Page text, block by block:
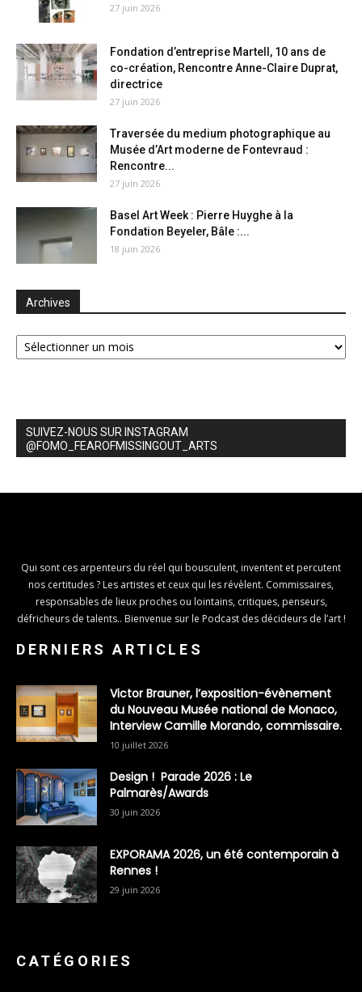
27 juin 2026
Fondation d’entreprise Martell, 10 ans de
co-création, Rencontre Anne-Claire Duprat,
directrice
27 juin 2026
Traversée du medium photographique au
Musée d’Art moderne de Fontevraud :
Rencontre...
27 juin 2026
Basel Art Week : Pierre Huyghe à la
Fondation Beyeler, Bâle :...
18 juin 2026
Archives
Archives
SUIVEZ-NOUS SUR INSTAGRAM
@FOMO_FEAROFMISSINGOUT_ARTS
Qui sont ces arpenteurs du réel qui bousculent, inventent et percutent
nos certitudes ? Les artistes et ceux qui les révèlent. Commissaires,
responsables de lieux proches ou lointains, critiques, penseurs,
défricheurs de talents.. Bienvenue sur le Podcast des décideurs de l’art !
DERNIERS ARTICLES
Victor Brauner, l’exposition-évènement
du Nouveau Musée national de Monaco,
Interview Camille Morando, commissaire.
10 juillet 2026
Design ! Parade 2026 : Le
Palmarès/Awards
30 juin 2026
EXPORAMA 2026, un été contemporain à
Rennes !
29 juin 2026
CATÉGORIES